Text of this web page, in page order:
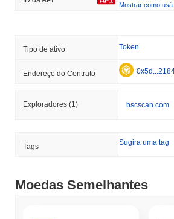
Mostrar como
Tipo de ativo Token
Endereço do Contrato
Exploradores (1) bscscan.com
Tags Sugira uma tag
Moedas Semelhantes